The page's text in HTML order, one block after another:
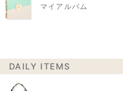
マイアルバム
DAILY ITEMS